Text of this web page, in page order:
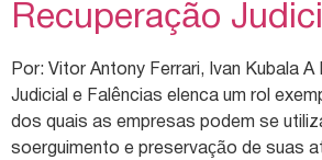
Recuperação
Por: Vitor Antony Ferrari, Ivan Kubala
Judicial e Falências elenca um rol
dos quais as empresas podem se
soerguimento e preservação de suas